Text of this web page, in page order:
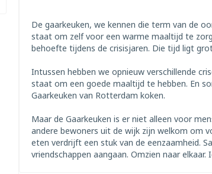
De gaarkeuken, we kennen die term van de
staat om zelf voor een warme maaltijd te
behoefte tijdens de crisisjaren. Die tijd ligt
Intussen hebben we opnieuw verschillende
staat om een goede maaltijd te hebben. En
Gaarkeuken van Rotterdam koken.
Maar de Gaarkeuken is er niet alleen voor
andere bewoners uit de wijk zijn welkom om
eten verdrijft een stuk van de eenzaamheid.
vriendschappen aangaan. Omzien naar